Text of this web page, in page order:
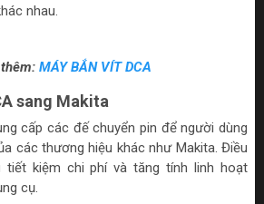
nhau.
MÁY BẮN VÍT DCA
sang Makita
cấp các đế chuyển pin để người dùng
các thương hiệu khác như Makita. Điều
tiết kiệm chi phí và tăng tính linh hoạt
cụ.